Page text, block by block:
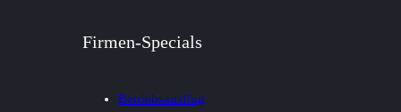
Firmen-Specials
Betriebsausflug